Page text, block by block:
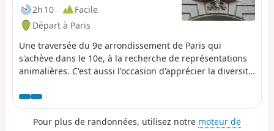
2h 10
Facile
Départ à Paris
Une traversée du 9e arrondissement de Paris qui
s'achève dans le 10e, à la recherche de représentations
animalières. C'est aussi l'occasion d'apprécier la diversité
sites de style Art Déco, et de passer au pied de quelques
célèbres salles de spectacle parisiennes.
Pour plus de randonnées, utilisez notre moteur de